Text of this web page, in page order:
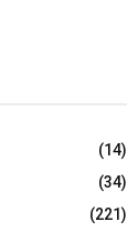
(14)
(34)
(221)